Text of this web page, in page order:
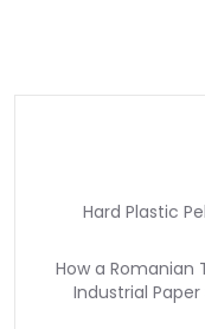
Hard Plastic
How a Romanian
Industrial